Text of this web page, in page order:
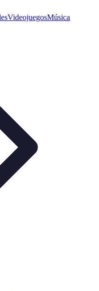
VideojuegosMúsica